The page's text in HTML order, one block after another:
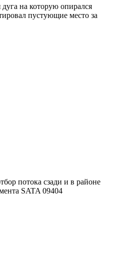
на которую опирался
пустующие место за
потока сзади и в районе
SATA 09404